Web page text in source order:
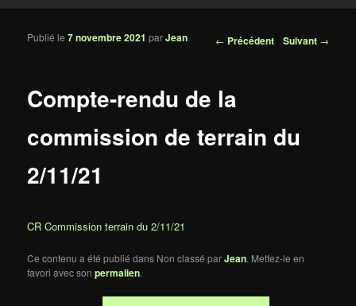
Navigation des articles
← Précédent Suivant →
Compte-rendu de la
commission de terrain du
2/11/21
Publié le7 novembre 2021 parJean
CR Commission terrain du 2/11/21
Ce contenu a été publié dans Non classé parJean. Mettez-le en
favori avec sonpermalien.